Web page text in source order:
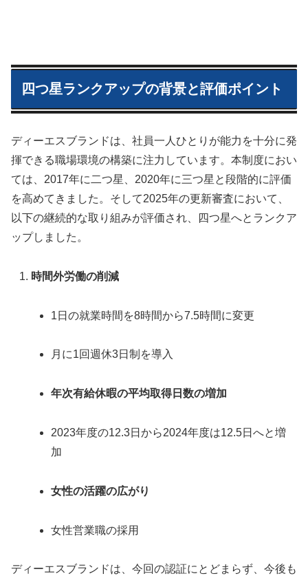
四つ星ランクアップの背景と評価ポイント
ディーエスブランドは、社員一人ひとりが能力を十分に発
揮できる職場環境の構築に注力しています。本制度におい
ては、2017年に二つ星、2020年に三つ星と段階的に評価
を高めてきました。そして2025年の更新審査において、
以下の継続的な取り組みが評価され、四つ星へとランクア
ップしました。
時間外労働の削減
1日の就業時間を8時間から7.5時間に変更
月に1回週休3日制を導入
年次有給休暇の平均取得日数の増加
2023年度の12.3日から2024年度は12.5日へと増
加
女性の活躍の広がり
女性営業職の採用
ディーエスブランドは、今回の認証にとどまらず、今後も